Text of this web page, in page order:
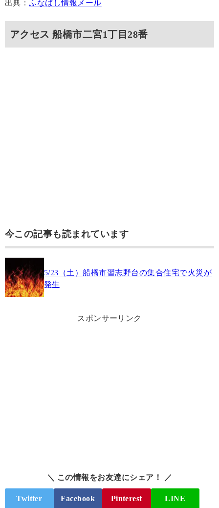
出典：ふなばし情報メール
アクセス 船橋市二宮1丁目28番
今この記事も読まれています
5/23（土）船橋市習志野台の集合住宅で火災が
発生
スポンサーリンク
＼ この情報をお友達にシェア！ ／
Twitter Facebook Pinterest LINE